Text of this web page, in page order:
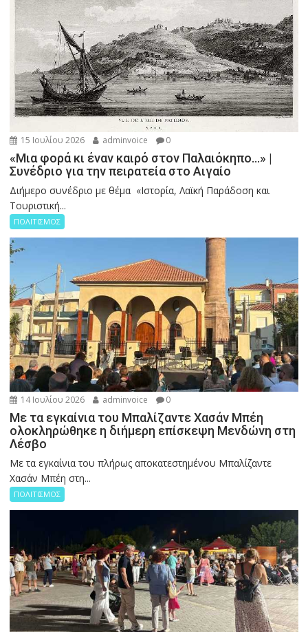
15 Ιουλίου 2026 adminvoice 0
«Μια φορά κι έναν καιρό στον Παλαιόκηπο…» |
Συνέδριο για την πειρατεία στο Αιγαίο
Διήμερο συνέδριο με θέμα «Ιστορία, Λαϊκή Παράδοση και
Τουριστική...
ΠΟΛΙΤΙΣΜΟΣ
14 Ιουλίου 2026 adminvoice 0
Με τα εγκαίνια του Μπαλίζαντε Χασάν Μπέη
ολοκληρώθηκε η διήμερη επίσκεψη Μενδώνη στη
Λέσβο
Με τα εγκαίνια του πλήρως αποκατεστημένου Μπαλίζαντε
Χασάν Μπέη στη...
ΠΟΛΙΤΙΣΜΟΣ